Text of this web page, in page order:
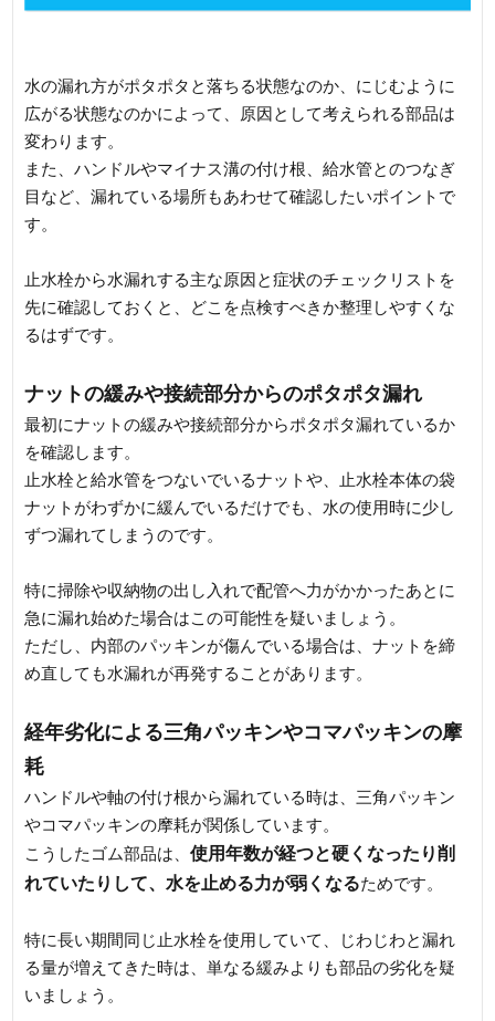
水の漏れ方がポタポタと落ちる状態なのか、にじむように
広がる状態なのかによって、原因として考えられる部品は
変わります。
また、ハンドルやマイナス溝の付け根、給水管とのつなぎ
目など、漏れている場所もあわせて確認したいポイントで
す。
止水栓から水漏れする主な原因と症状のチェックリストを
先に確認しておくと、どこを点検すべきか整理しやすくな
るはずです。
ナットの緩みや接続部分からのポタポタ漏れ
最初にナットの緩みや接続部分からポタポタ漏れているか
を確認します。
止水栓と給水管をつないでいるナットや、止水栓本体の袋
ナットがわずかに緩んでいるだけでも、水の使用時に少し
ずつ漏れてしまうのです。
特に掃除や収納物の出し入れで配管へ力がかかったあとに
急に漏れ始めた場合はこの可能性を疑いましょう。
ただし、内部のパッキンが傷んでいる場合は、ナットを締
め直しても水漏れが再発することがあります。
経年劣化による三角パッキンやコマパッキンの摩
耗
ハンドルや軸の付け根から漏れている時は、三角パッキン
やコマパッキンの摩耗が関係しています。
こうしたゴム部品は、使用年数が経つと硬くなったり削
れていたりして、水を止める力が弱くなるためです。
特に長い期間同じ止水栓を使用していて、じわじわと漏れ
る量が増えてきた時は、単なる緩みよりも部品の劣化を疑
いましょう。